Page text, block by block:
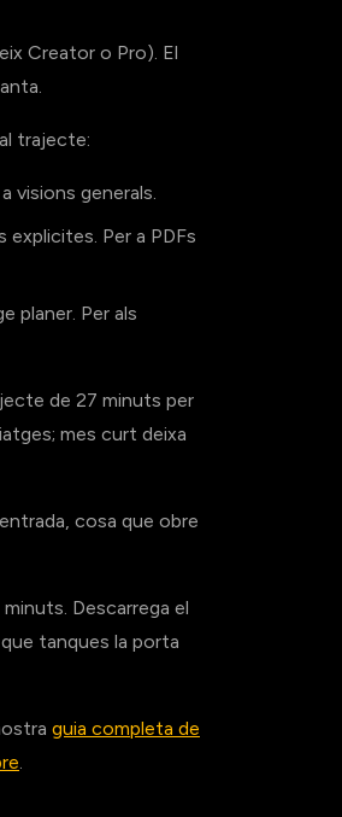
Creator o Pro). El
trajecte:
visions generals.
Per a PDFs
planer. Per als
de 27 minuts per
mes curt deixa
cosa que obre
Descarrega el
tanques la porta
guia completa de
.